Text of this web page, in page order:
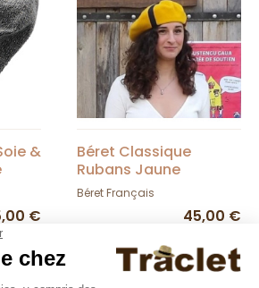
&
€
Béret Classique
Rubans Jaune
Moutarde - Le Béret
Français
Béret Français
45,00 €